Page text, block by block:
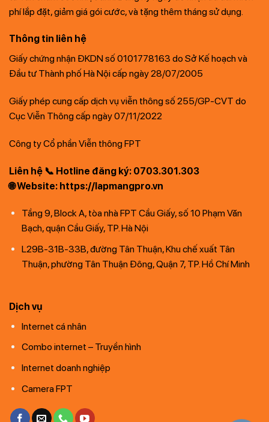
phí lắp đặt, giảm giá gói cước, và tặng thêm tháng sử dụng.
Thông tin liên hệ
Giấy chứng nhận ĐKDN số 0101778163 do Sở Kế hoạch và
Đầu tư Thành phố Hà Nội cấp ngày 28/07/2005
Giấy phép cung cấp dịch vụ viễn thông số 255/GP-CVT do
Cục Viễn Thông cấp ngày 07/11/2022
Công ty Cổ phần Viễn thông FPT
Liên hệ 📞 Hotline đăng ký: 0703.301.303
🌐 Website: https://lapmangpro.vn
Tầng 9, Block A, tòa nhà FPT Cầu Giấy, số 10 Phạm Văn
Bạch, quận Cầu Giấy, TP. Hà Nội
L29B-31B-33B, đường Tân Thuận, Khu chế xuất Tân
Thuận, phường Tân Thuận Đông, Quận 7, TP. Hồ Chí Minh
Dịch vụ
Internet cá nhân
Combo internet – Truyền hình
Internet doanh nghiệp
Camera FPT